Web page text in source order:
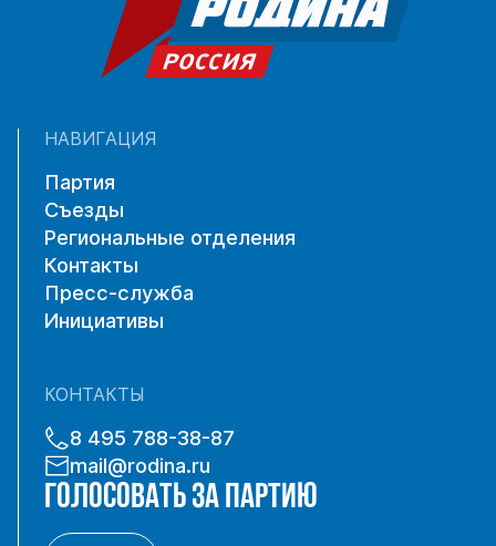
НАВИГАЦИЯ
Партия
Съезды
Региональные отделения
Контакты
Пресс-служба
Инициативы
КОНТАКТЫ
8 495 788-38-87
mail@rodina.ru
ГОЛОСОВАТЬ ЗА ПАРТИЮ